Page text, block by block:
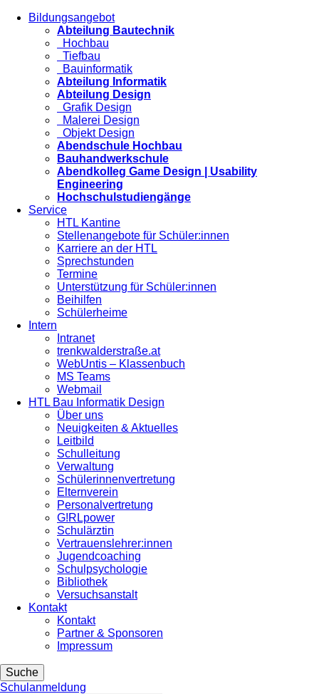
Bildungsangebot
Abteilung Bautechnik
Hochbau
Tiefbau
Bauinformatik
Abteilung Informatik
Abteilung Design
Grafik Design
Malerei Design
Objekt Design
Abendschule Hochbau
Bauhandwerkschule
Abendkolleg Game Design | Usability
Engineering
Hochschulstudiengänge
Service
HTL Kantine
Stellenangebote für Schüler:innen
Karriere an der HTL
Sprechstunden
Termine
Unterstützung für Schüler:innen
Beihilfen
Schülerheime
Intern
Intranet
trenkwalderstraße.at
WebUntis – Klassenbuch
MS Teams
Webmail
HTL Bau Informatik Design
Über uns
Neuigkeiten & Aktuelles
Leitbild
Schulleitung
Verwaltung
Schülerinnenvertretung
Elternverein
Personalvertretung
G!RLpower
Schulärztin
Vertrauenslehrer:innen
Jugendcoaching
Schulpsychologie
Bibliothek
Versuchsanstalt
Kontakt
Kontakt
Partner & Sponsoren
Impressum
Suche
Schulanmeldung